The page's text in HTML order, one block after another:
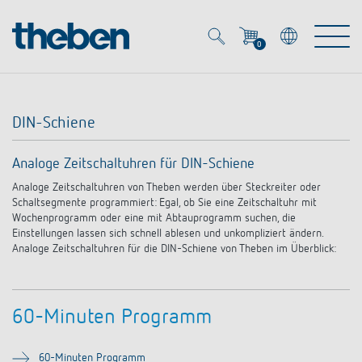
0
Produkte
Energy Manager
KNX
DALI
Präsenzmelder & Bewegungsmelder
OEM
OEM-Lösungen
OEM-Referenzen
Lösungen
Zeit- und Lichtsteuerung
DALI-2 Lichtsteuerung
DIN-Schiene
Analoge Zeitschaltuhren für DIN-Schiene
Analoge Zeitschaltuhren von Theben werden über Steckreiter oder
Schaltsegmente programmiert: Egal, ob Sie eine Zeitschaltuhr mit
Wochenprogramm oder eine mit Abtauprogramm suchen, die
Einstellungen lassen sich schnell ablesen und unkompliziert ändern.
Analoge Zeitschaltuhren für die DIN-Schiene von Theben im Überblick:
60-Minuten Programm
60-Minuten Programm